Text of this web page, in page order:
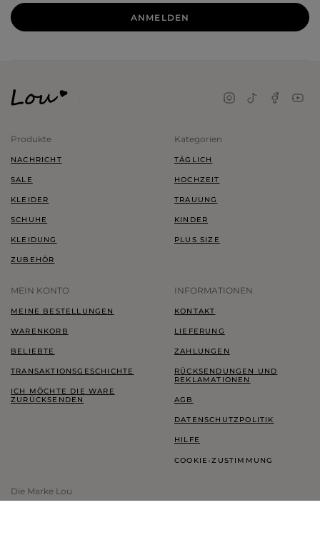
ANMELDEN
Produkte
NACHRICHT
SALE
KLEIDER
SCHUHE
KLEIDUNG
ZUBEHÖR
Kategorien
TÄGLICH
HOCHZEIT
TRAUUNG
KINDER
PLUS SIZE
MEIN KONTO
MEINE BESTELLUNGEN
WARENKORB
BELIEBTE
TRANSAKTIONSGESCHICHTE
ICH MÖCHTE DIE WARE
ZURÜCKSENDEN
INFORMATIONEN
KONTAKT
LIEFERUNG
ZAHLUNGEN
RÜCKSENDUNGEN UND
REKLAMATIONEN
AGB
DATENSCHUTZPOLITIK
HILFE
COOKIE-ZUSTIMMUNG
Die Marke Lou